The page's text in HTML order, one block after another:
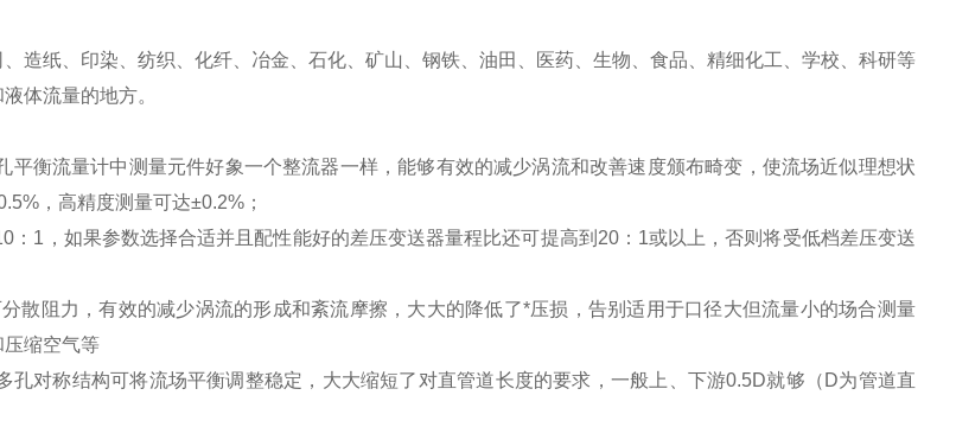
造纸、印染、纺织、化纤、冶金、石化、矿山、钢铁、油田、医药、生物、食品、精细化工、学校、科研等
体流量的地方。
平衡流量计中测量元件好象一个整流器一样，能够有效的减少涡流和改善速度颁布畸变，使流场近似理想状
，高精度测量可达±0.2%；
： 1 ，如果参数选择合适并且配性能好的差压变送器量程比还可提高到 20： 1或以上，否则将受低档差压变送
散阻力，有效的减少涡流的形成和紊流摩擦，大大的降低了*压损，告别适用于口径大但流量小的场合测量
缩空气等
孔对称结构可将流场平衡调整稳定，大大缩短了对直管道长度的要求，一般上、下游0.5D就够（ D为管道直